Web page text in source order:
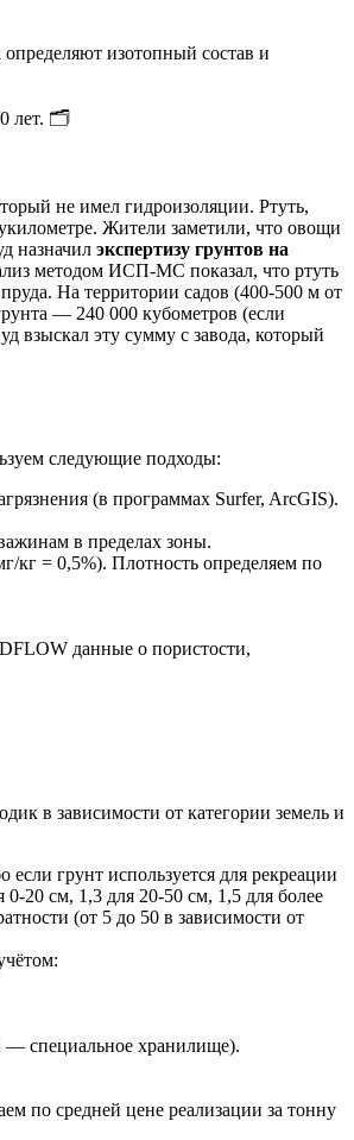
изотопный состав и
лет. 🗂️
не имел гидроизоляции. Ртуть,
Жители заметили, что овощи
назначил экспертизу грунтов на
методом ИСП-МС показал, что ртуть
На территории садов (400-500 м от
— 240 000 кубометров (если
взыскал эту сумму с завода, который
следующие подходы:
(в программах Surfer, ArcGIS).
в пределах зоны.
кг = 0,5%). Плотность определяем по
данные о пористости,
в зависимости от категории земель и
грунт используется для рекреации
20 см, 1,3 для 20-50 см, 1,5 для более
(от 5 до 50 в зависимости от
— специальное хранилище).
по средней цене реализации за тонну